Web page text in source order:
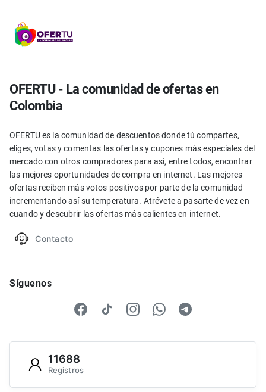
OFERTU - La comunidad de ofertas en
Colombia
OFERTU es la comunidad de descuentos donde tú compartes,
eliges, votas y comentas las ofertas y cupones más especiales del
mercado con otros compradores para así, entre todos, encontrar
las mejores oportunidades de compra en internet. Las mejores
ofertas reciben más votos positivos por parte de la comunidad
incrementando así su temperatura. Atrévete a pasarte de vez en
cuando y descubrir las ofertas más calientes en internet.
Contacto
Síguenos
11688
Registros